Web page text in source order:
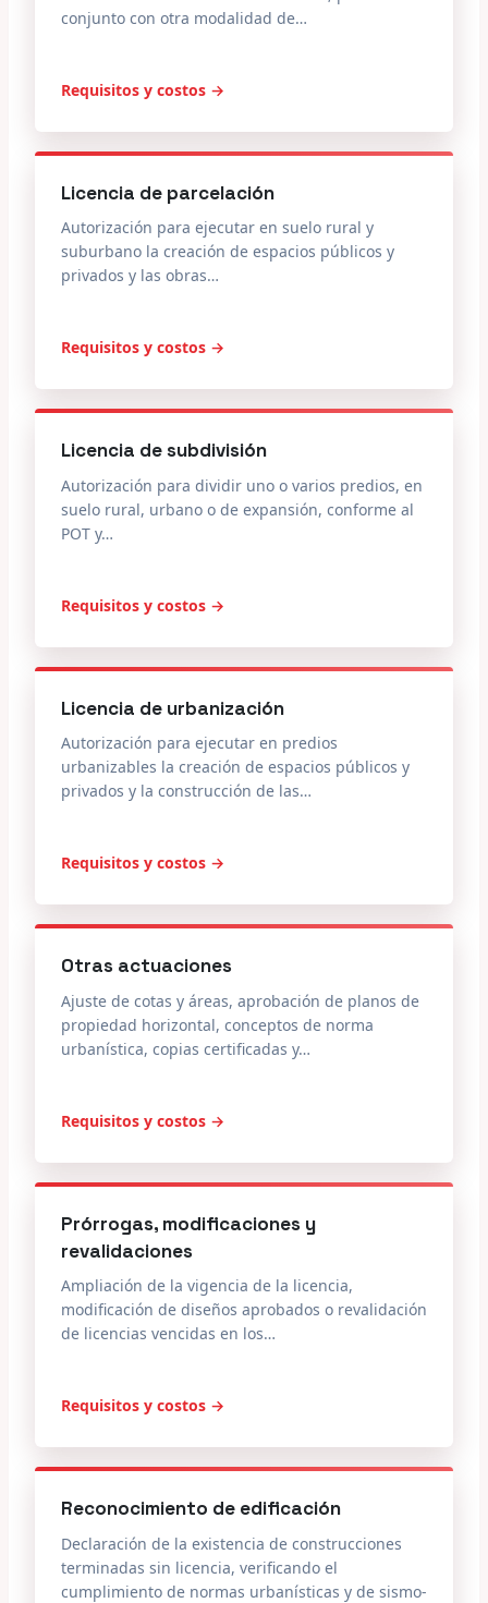
conjunto con otra modalidad de…
Requisitos y costos →
Licencia de parcelación
Autorización para ejecutar en suelo rural y
suburbano la creación de espacios públicos y
privados y las obras…
Requisitos y costos →
Licencia de subdivisión
Autorización para dividir uno o varios predios, en
suelo rural, urbano o de expansión, conforme al
POT y…
Requisitos y costos →
Licencia de urbanización
Autorización para ejecutar en predios
urbanizables la creación de espacios públicos y
privados y la construcción de las…
Requisitos y costos →
Otras actuaciones
Ajuste de cotas y áreas, aprobación de planos de
propiedad horizontal, conceptos de norma
urbanística, copias certificadas y…
Requisitos y costos →
Prórrogas, modificaciones y
revalidaciones
Ampliación de la vigencia de la licencia,
modificación de diseños aprobados o revalidación
de licencias vencidas en los…
Requisitos y costos →
Reconocimiento de edificación
Declaración de la existencia de construcciones
terminadas sin licencia, verificando el
cumplimiento de normas urbanísticas y de sismo-